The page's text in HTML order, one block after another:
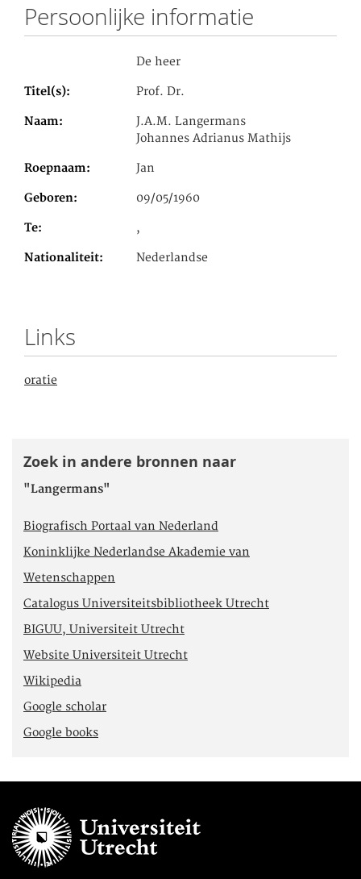
Persoonlijke informatie
De heer
Titel(s) Prof. Dr.
Naam
J.A.M. Langermans
Johannes Adrianus Mathijs
Roepnaam Jan
Geboren 09/05/1960
Te ,
Nationaliteit Nederlandse
Links
oratie
Zoek in andere bronnen naar
"Langermans"
Biografisch Portaal van Nederland
Koninklijke Nederlandse Akademie van
Wetenschappen
Catalogus Universiteitsbibliotheek Utrecht
BIGUU, Universiteit Utrecht
Website Universiteit Utrecht
Wikipedia
Google scholar
Google books